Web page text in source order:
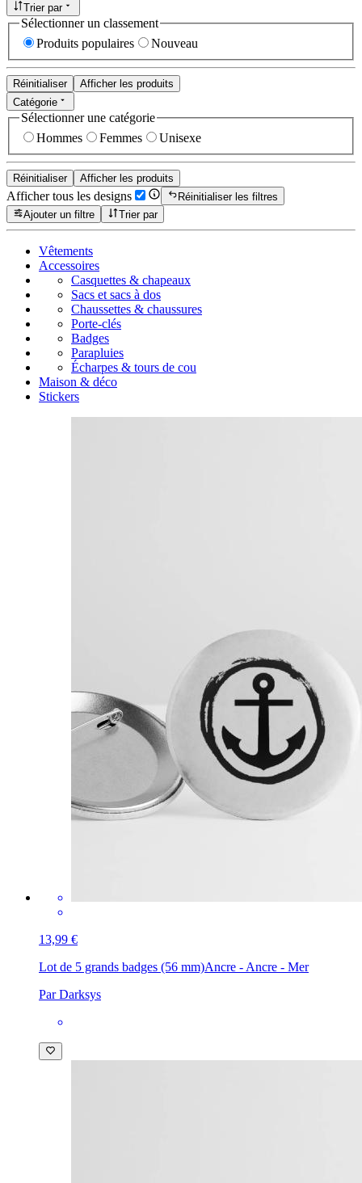
Trier par
Sélectionner un classement
Produits populaires
Nouveau
Réinitialiser
Afficher les produits
Catégorie
Sélectionner une catégorie
Hommes
Femmes Unisexe
Réinitialiser Afficher les produits
Afficher tous les designs
Réinitialiser les filtres
Ajouter un filtre
Trier par
Vêtements
Accessoires
Casquettes & chapeaux
Sacs et sacs à dos
Chaussettes & chaussures
Porte-clés
Badges
Parapluies
Écharpes & tours de cou
Maison & déco
Stickers
13,99 €
Lot de 5 grands badges (56 mm)Ancre - Ancre - Mer
Par Darksys